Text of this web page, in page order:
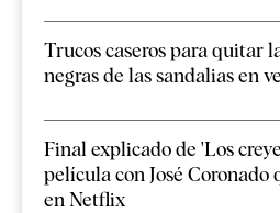
Trucos caseros para quitar
negras de las sandalias en
Final explicado de 'Los
película con José Coronado
en Netflix